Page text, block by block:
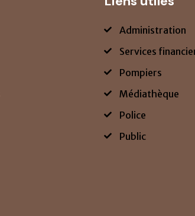
Administration
Services
Pompiers
Médiathèque
Police
Public